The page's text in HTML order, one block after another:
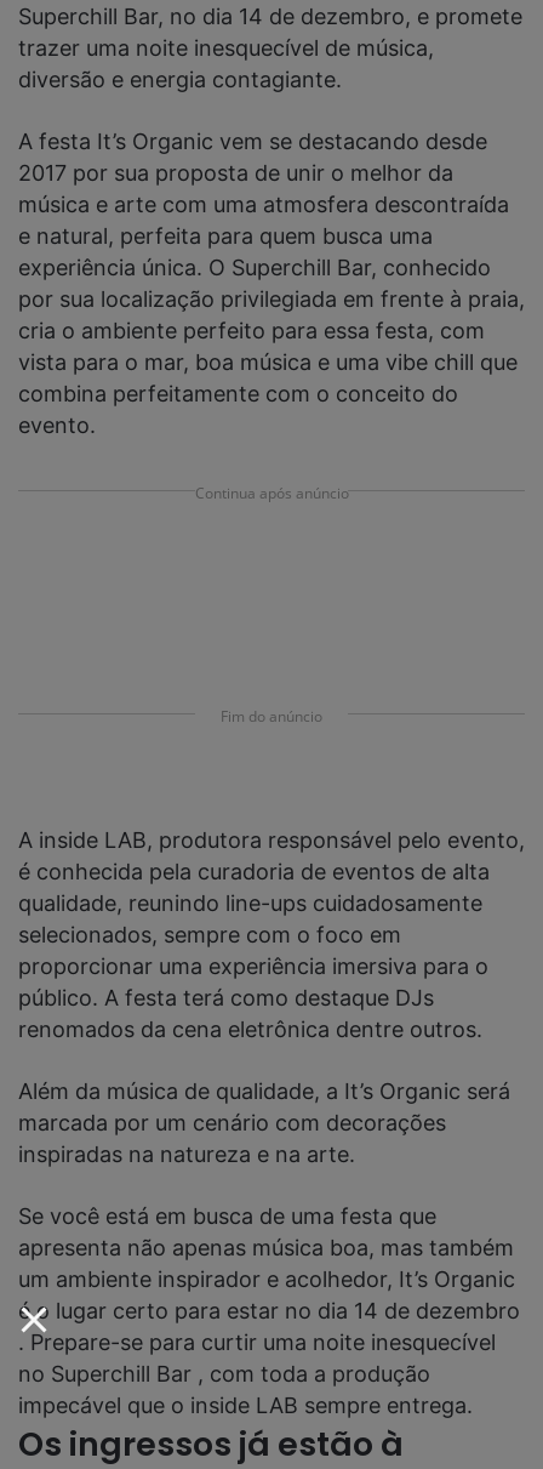
Superchill Bar, no dia 14 de dezembro, e promete
trazer uma noite inesquecível de música,
diversão e energia contagiante.
A festa It’s Organic vem se destacando desde
2017 por sua proposta de unir o melhor da
música e arte com uma atmosfera descontraída
e natural, perfeita para quem busca uma
experiência única. O Superchill Bar, conhecido
por sua localização privilegiada em frente à praia,
cria o ambiente perfeito para essa festa, com
vista para o mar, boa música e uma vibe chill que
combina perfeitamente com o conceito do
evento.
Continua após anúncio
Fim do anúncio
A inside LAB, produtora responsável pelo evento,
é conhecida pela curadoria de eventos de alta
qualidade, reunindo line-ups cuidadosamente
selecionados, sempre com o foco em
proporcionar uma experiência imersiva para o
público. A festa terá como destaque DJs
renomados da cena eletrônica dentre outros.
Além da música de qualidade, a It’s Organic será
marcada por um cenário com decorações
inspiradas na natureza e na arte.
Se você está em busca de uma festa que
apresenta não apenas música boa, mas também
um ambiente inspirador e acolhedor, It’s Organic
é o lugar certo para estar no dia 14 de dezembro
. Prepare-se para curtir uma noite inesquecível
no Superchill Bar , com toda a produção
impecável que o inside LAB sempre entrega.
Os ingressos já estão à